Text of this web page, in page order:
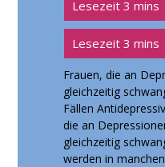
Frauen, die an
gleichzeitig
Fällen
die an
gleichzeitig
werden in